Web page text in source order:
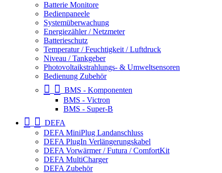
Batterie Monitore
Bedienpaneele
Systemüberwachung
Energiezähler / Netzmeter
Batterieschutz
Temperatur / Feuchtigkeit / Luftdruck
Niveau / Tankgeber
Photovoltaikstrahlungs- & Umweltsensoren
Bedienung Zubehör
BMS - Komponenten
BMS - Victron
BMS - Super-B
DEFA
DEFA MiniPlug Landanschluss
DEFA PlugIn Verlängerungskabel
DEFA Vorwärmer / Futura / ComfortKit
DEFA MultiCharger
DEFA Zubehör